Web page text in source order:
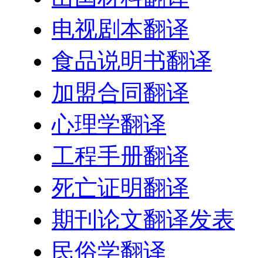
电视剧本翻译
食品说明书翻译
加盟合同翻译
心理学翻译
工程手册翻译
死亡证明翻译
期刊论文翻译发表
民俗学翻译